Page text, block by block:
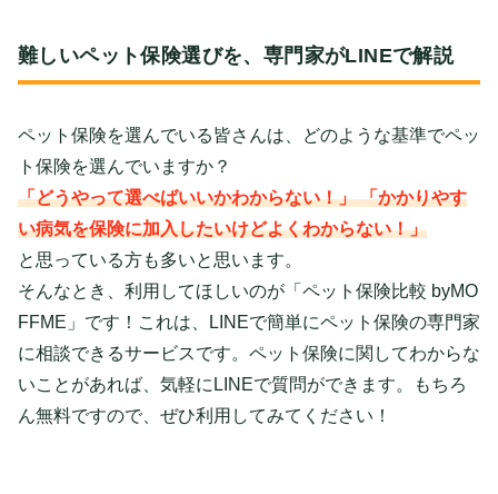
難しいペット保険選びを、専門家がLINEで解説
ペット保険を選んでいる皆さんは、どのような基準でペッ
ト保険を選んでいますか？
「どうやって選べばいいかわからない！」 「かかりやす
い病気を保険に加入したいけどよくわからない！」
と思っている方も多いと思います。
そんなとき、利用してほしいのが「ペット保険比較 byMO
FFME」です！これは、LINEで簡単にペット保険の専門家
に相談できるサービスです。ペット保険に関してわからな
いことがあれば、気軽にLINEで質問ができます。もちろ
ん無料ですので、ぜひ利用してみてください！